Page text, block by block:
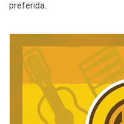
preferida.